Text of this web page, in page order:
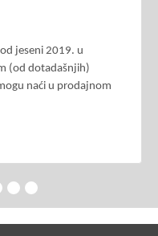
jeseni 2019. u
(od dotadašnjih)
naći u prodajnom